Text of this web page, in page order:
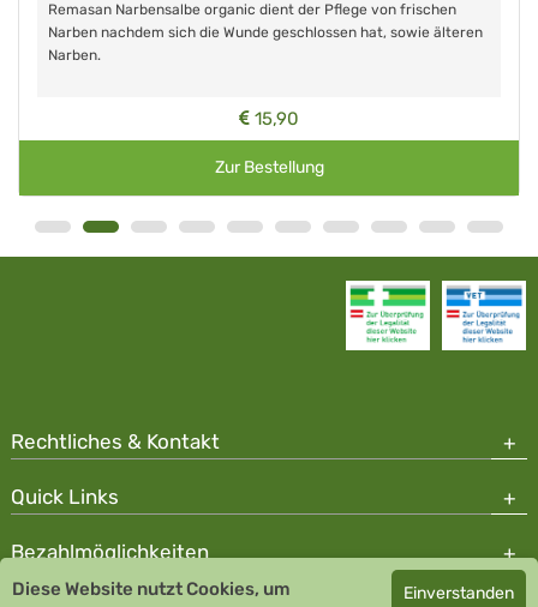
Remasan Narbensalbe organic dient der Pflege von frischen
Narben nachdem sich die Wunde geschlossen hat, sowie älteren
Narben.
15,90
Zur Bestellung
Rechtliches & Kontakt
Quick Links
Bezahlmöglichkeiten
Diese Website nutzt Cookies, um Einverstanden